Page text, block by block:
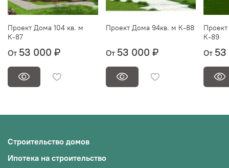
Проект Дома 104 кв. м
К-87
От 53 000 ₽
Проект Дома 94кв. м К-88
От 53 000 ₽
К-89
От
Строительство домов
Ипотека на строительство